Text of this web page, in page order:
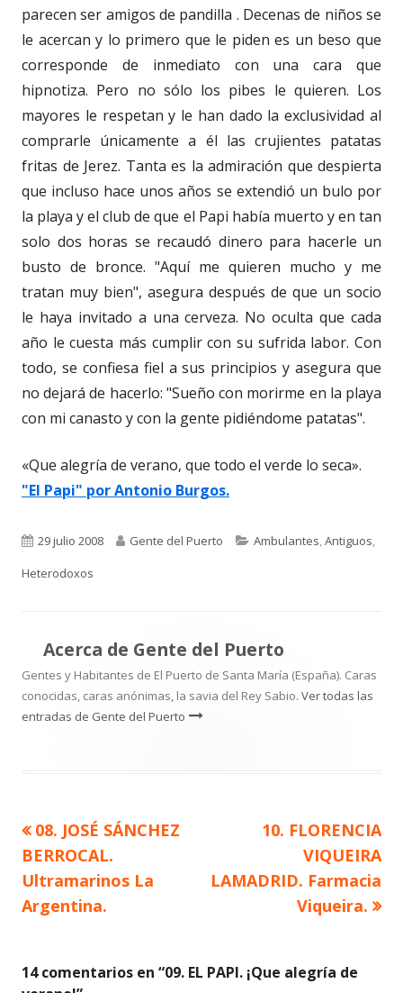
parecen ser amigos de pandilla . Decenas de niños se
le acercan y lo primero que le piden es un beso que
corresponde de inmediato con una cara que
hipnotiza. Pero no sólo los pibes le quieren. Los
mayores le respetan y le han dado la exclusividad al
comprarle únicamente a él las crujientes patatas
fritas de Jerez. Tanta es la admiración que despierta
que incluso hace unos años se extendió un bulo por
la playa y el club de que el Papi había muerto y en tan
solo dos horas se recaudó dinero para hacerle un
busto de bronce. "Aquí me quieren mucho y me
tratan muy bien", asegura después de que un socio
le haya invitado a una cerveza. No oculta que cada
año le cuesta más cumplir con su sufrida labor. Con
todo, se confiesa fiel a sus principios y asegura que
no dejará de hacerlo: "Sueño con morirme en la playa
con mi canasto y con la gente pidiéndome patatas".
«Que alegría de verano, que todo el verde lo seca».
"El Papi" por Antonio Burgos.
Publicado
el
29 julio 2008 Autor
Gente del Puerto Categorías
Ambulantes,Antiguos,
Heterodoxos
Acerca de Gente del Puerto
Gentes y Habitantes de El Puerto de Santa María (España). Caras
conocidas, caras anónimas, la savia del Rey Sabio. Ver todas las
entradas de Gente del Puerto
Navegación
de
entradas
Artículo
anterior
08. JOSÉ SÁNCHEZ
BERROCAL.
Ultramarinos La
Argentina.
Artículo
siguiente
10. FLORENCIA
VIQUEIRA
LAMADRID. Farmacia
Viqueira.
14 comentarios en “09. EL PAPI. ¡Que alegría de